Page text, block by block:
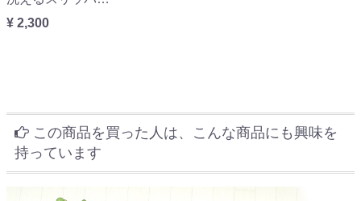
¥ 2,300
この商品を買った人は、こんな商品にも興味を
持っています